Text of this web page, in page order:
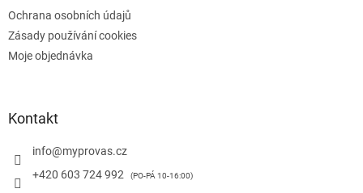
Ochrana osobních údajů
Zásady používání cookies
Moje objednávka
Kontakt
info@myprovas.cz
+420 603 724 992